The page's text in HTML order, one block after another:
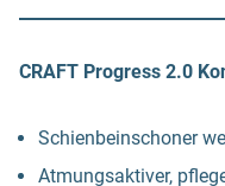
CRAFT Progress 2.0
Schienbeinschoner
Atmungsaktiver,